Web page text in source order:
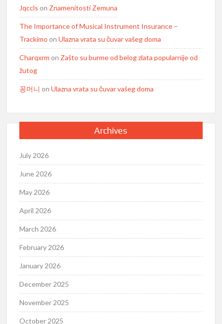
Jqccls on Znamenitosti Zemuna
The Importance of Musical Instrument Insurance –
Trackimo onUlazna vrata su čuvar vašeg doma
Charqxrm on Zašto su burme od belog zlata popularnije od
žutog
꽁머니 onUlazna vrata su čuvar vašeg doma
Archives
July 2026
June 2026
May 2026
April 2026
March 2026
February 2026
January 2026
December 2025
November 2025
October 2025